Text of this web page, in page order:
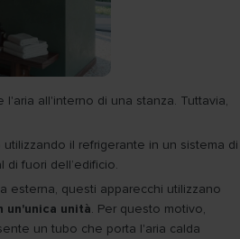
l'aria all'interno di una stanza. Tuttavia,
il refrigerante in un sistema di
fuori dell’edificio.
esterna, questi apparecchi utilizzano
unità. Per questo motivo,
un tubo che porta l'aria calda